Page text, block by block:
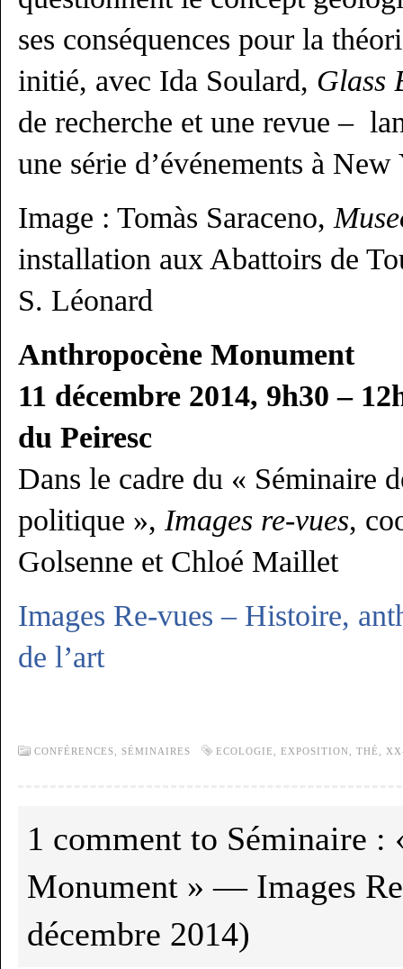
ses conséquences pour la
initié, avec Ida Soulard, Glass
de recherche et une revue –
une série d’événements à
Image : Tomàs Saraceno,
installation aux Abattoirs de
S. Léonard
Anthropocène Monument
11 décembre 2014, 9h30 –
du Peiresc
Dans le cadre du « Séminaire
politique », Images re-vues,
Golsenne et Chloé Maillet
Images Re-vues – Histoire,
de l’art
CONFÉRENCES, SÉMINAIRES ECOLOGIE EXPOSITION THÉ
1 comment to Séminaire :
Monument » — Images
décembre 2014)